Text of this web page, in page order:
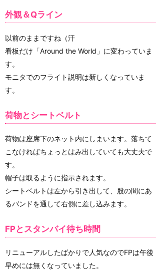
外観＆Qライン
以前のままですね（汗
看板だけ「Around the World」に変わっていま
す。
モニタでのフライト説明は新しくなっていま
す。
荷物とシートベルト
荷物は座席下のネット内にしまいます。落ちて
こなければちょっとはみ出していても大丈夫で
す。
帽子は取るように指示されます。
シートベルトは左から引き出して、股の間にあ
るバンドを通して右側に差し込みます。
FPとスタンバイ待ち時間
リニューアルしたばかりで人気なのでFPは午後
早めには無くなっていました。